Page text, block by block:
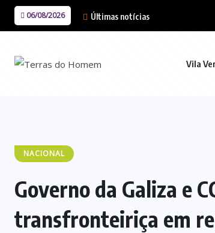
06/08/2026 Últimas notícias
Vila
NACIONAL
Governo da Galiza e
transfronteiriça em